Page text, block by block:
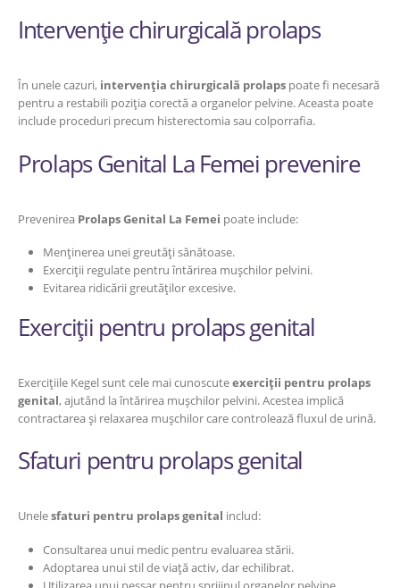
Intervenție chirurgicală prolaps
În unele cazuri, intervenția chirurgicală prolaps poate fi necesară
pentru a restabili poziția corectă a organelor pelvine. Aceasta poate
include proceduri precum histerectomia sau colporrafia.
Prolaps Genital La Femei prevenire
Prevenirea Prolaps Genital La Femei poate include:
Menținerea unei greutăți sănătoase.
Exerciții regulate pentru întărirea mușchilor pelvini.
Evitarea ridicării greutăților excesive.
Exerciții pentru prolaps genital
Exercițiile Kegel sunt cele mai cunoscuteexerciții pentru prolaps
genital, ajutând la întărirea mușchilor pelvini. Acestea implică
contractarea și relaxarea mușchilor care controlează fluxul de urină.
Sfaturi pentru prolaps genital
Unelesfaturi pentru prolaps genital includ:
Consultarea unui medic pentru evaluarea stării.
Adoptarea unui stil de viață activ, dar echilibrat.